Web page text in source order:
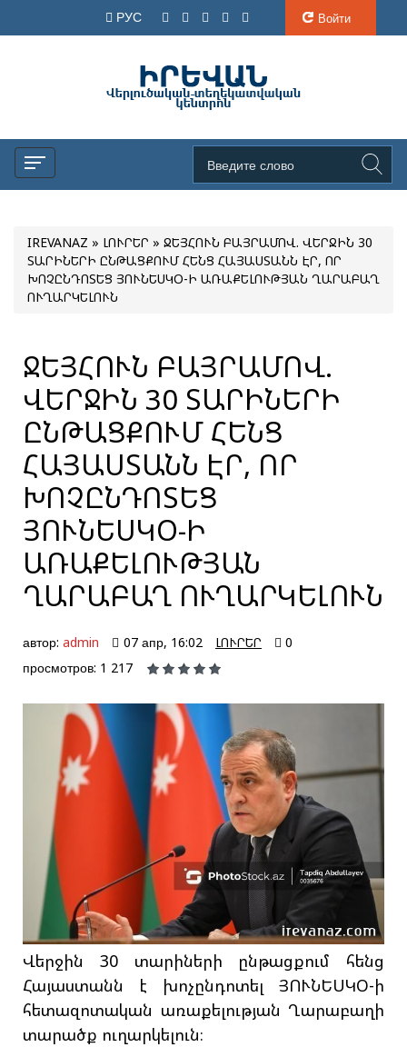
РУС Войти
IREVANAZ » ԼՈՒՐԵՐ » ՋԵՅՀՈՒՆ ԲԱՅՐԱՄՈՎ. ՎԵՐՋԻՆ 30
ՏԱՐԻՆԵՐԻ ԸՆԹԱՑՔՈՒՄ ՀԵՆՑ ՀԱՅԱՍՏԱՆՆ ԷՐ, ՈՐ
ԽՈՉԸՆԴՈՏԵՑ ՅՈՒՆԵՍԿՕ-Ի ԱՌԱՔԵԼՈՒԹՅԱՆ ՂԱՐԱԲԱՂ
ՈՒՂԱՐԿԵԼՈՒՆ
ՋԵՅՀՈՒՆ ԲԱՅՐԱՄՈՎ.
ՎԵՐՋԻՆ 30 ՏԱՐԻՆԵՐԻ
ԸՆԹԱՑՔՈՒՄ ՀԵՆՑ
ՀԱՅԱՍՏԱՆՆ ԷՐ, ՈՐ
ԽՈՉԸՆԴՈՏԵՑ
ՅՈՒՆԵՍԿՕ-Ի
ԱՌԱՔԵԼՈՒԹՅԱՆ
ՂԱՐԱԲԱՂ ՈՒՂԱՐԿԵԼՈՒՆ
автор: admin 07 апр, 16:02 ԼՈՒՐԵՐ
0
просмотров: 1 217
Վերջին 30 տարիների ընթացքում հենց
Հայաստանն է խոչընդոտել ՅՈՒՆԵՍԿՕ-ի
հետազոտական առաքելության Ղարաբաղի
տարածք ուղարկելուն։